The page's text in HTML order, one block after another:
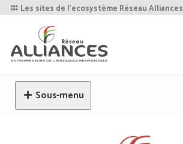
Les sites de l'ecosystème Réseau Alliances
Sous-menu